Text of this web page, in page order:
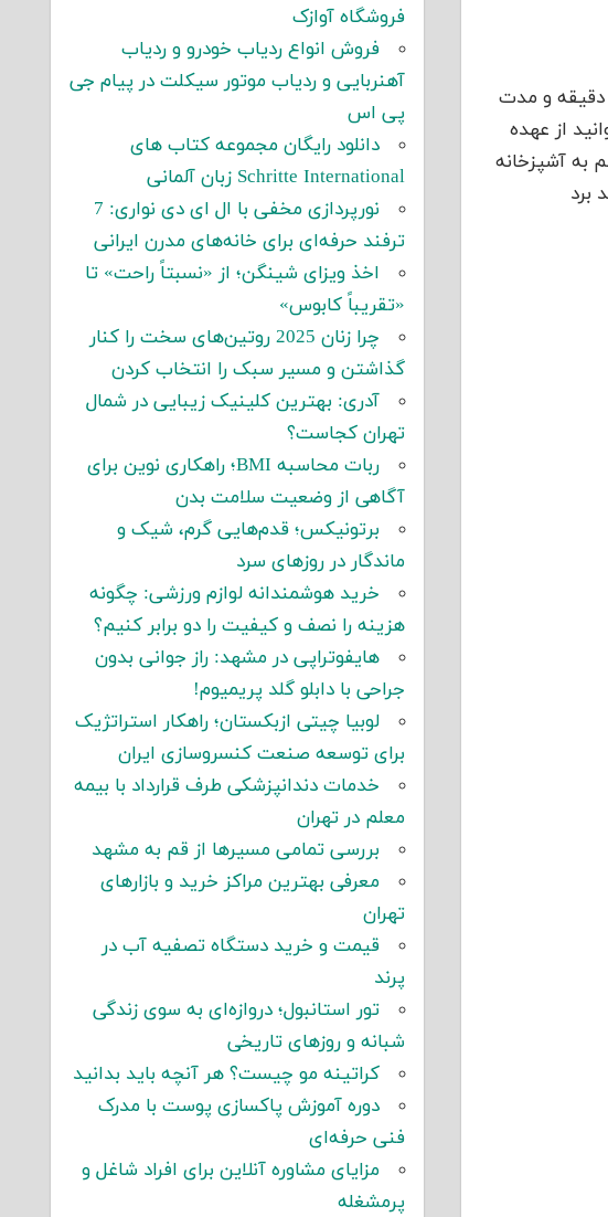
دقیقه و مدت
از عهده
به آشپزخانه
برد
فروشگاه آوازک
فروش انواع ردیاب خودرو و ردیاب
آهنربایی و ردیاب موتور سیکلت در پیام جی
پی اس
دانلود رایگان مجموعه کتاب های
Schritte International زبان آلمانی
نورپردازی مخفی با ال ای دی نواری: 7
ترفند حرفه‌ای برای خانه‌های مدرن ایرانی
اخذ ویزای شینگن؛ از «نسبتاً راحت» تا
«تقریباً کابوس»
چرا زنان 2025 روتین‌های سخت را کنار
گذاشتن و مسیر سبک را انتخاب کردن
آدری: بهترین کلینیک زیبایی در شمال
تهران کجاست؟
ربات محاسبه BMI؛ راهکاری نوین برای
آگاهی از وضعیت سلامت بدن
برتونیکس؛ قدم‌هایی گرم، شیک و
ماندگار در روزهای سرد
خرید هوشمندانه لوازم ورزشی: چگونه
هزینه را نصف و کیفیت را دو برابر کنیم؟
هایفوتراپی در مشهد: راز جوانی بدون
جراحی با دابلو گلد پریمیوم!
لوبیا چیتی ازبکستان؛ راهکار استراتژیک
برای توسعه صنعت کنسروسازی ایران
خدمات دندانپزشکی طرف قرارداد با بیمه
معلم در تهران
بررسی تمامی مسیرها از قم به مشهد
معرفی بهترین مراکز خرید و بازارهای
تهران
قیمت و خرید دستگاه تصفیه آب در
پرند
تور استانبول؛ دروازه‌ای به سوی زندگی
شبانه و روزهای تاریخی
کراتینه مو چیست؟ هر آنچه باید بدانید
دوره آموزش پاکسازی پوست با مدرک
فنی حرفه‌ای
مزایای مشاوره آنلاین برای افراد شاغل و
پرمشغله